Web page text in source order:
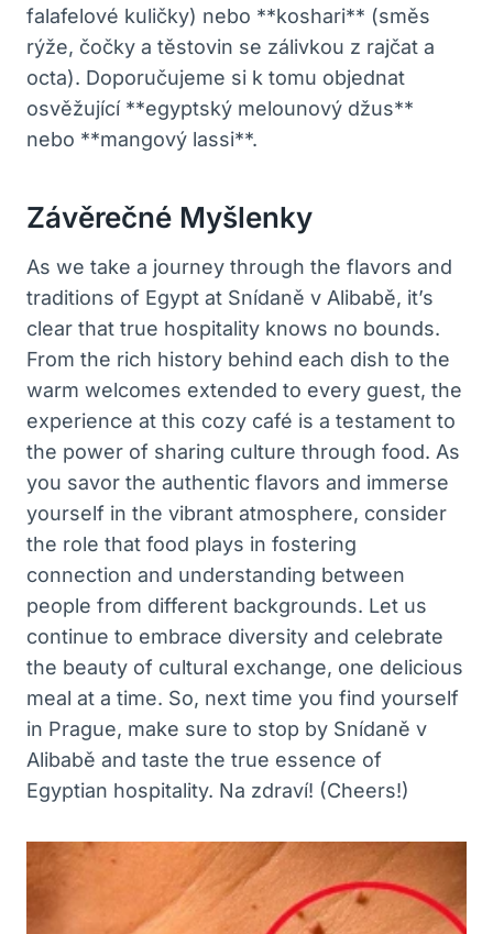
falafelové kuličky) nebo **koshari** (směs
rýže, čočky a těstovin se zálivkou z rajčat a
octa). Doporučujeme si k tomu objednat
osvěžující **egyptský melounový džus**
nebo **mangový lassi**.
Závěrečné Myšlenky
As we take a journey through the flavors and
traditions of Egypt at Snídaně v Alibabě, it’s
clear that true hospitality knows no bounds.
From the rich history behind each dish to the
warm welcomes extended to every guest, the
experience at this cozy café is a testament to
the power of sharing culture through food. As
you savor the authentic flavors and immerse
yourself in the vibrant atmosphere, consider
the role that food plays in fostering
connection and understanding between
people from different backgrounds. Let us
continue to embrace diversity and celebrate
the beauty of cultural exchange, one delicious
meal at a time. So, next time you find yourself
in Prague, make sure to stop by Snídaně v
Alibabě and taste the true essence of
Egyptian hospitality. Na zdraví! (Cheers!)